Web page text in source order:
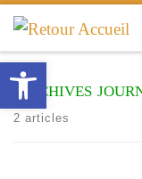
Passer au contenu
Archives
2 articles
Ouvrir la